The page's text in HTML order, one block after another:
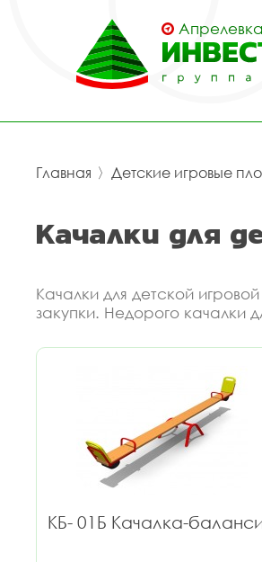
Апрелевка
Главная 〉 Детские игровые
Качалки для
Качалки для детской
закупки. Недорого качалки
КБ- 01Б Качалка-